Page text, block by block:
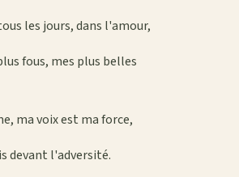
les jours, dans l'amour,
fous, mes plus belles
ma voix est ma force,
devant l'adversité.